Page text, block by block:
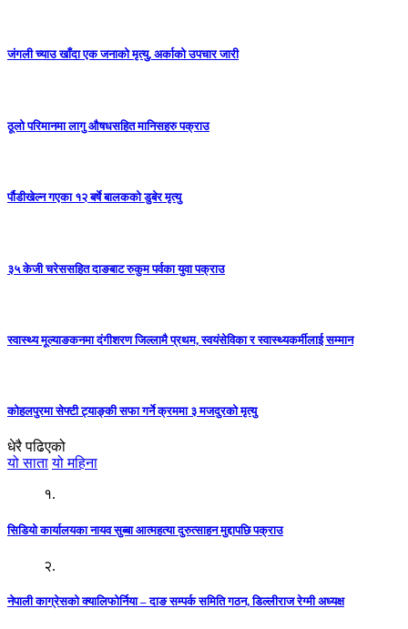
जंगली च्याउ खाँदा एक जनाको मृत्यु, अर्काको उपचार जारी
ठूलो परिमानमा लागु औषधसहित मानिसहरु पक्राउ
र्पौडीखेल्न गएका १२ बर्षे बालकको डुबेर मृत्यु
३५ केजी चरेससहित दाङबाट रुकुम पर्वका युवा पक्राउ
स्वास्थ्य मूल्याङकनमा दंगीशरण जिल्लामै प्रथम, स्वयंसेविका र स्वास्थ्यकर्मीलाई सम्मान
कोहलपुरमा सेफ्टी ट्याङ्की सफा गर्ने क्रममा ३ मजदुरको मृत्यु
धेरै पढिएको
यो साता यो महिना
१.
सिडियो कार्यालयका नायव सुब्बा आत्महत्या दुरुत्साहन मुद्दापछि पक्राउ
२.
नेपाली काग्रेसको क्यालिफोर्निया – दाङ सम्पर्क समिति गठन, डिल्लीराज रेग्मी अध्यक्ष